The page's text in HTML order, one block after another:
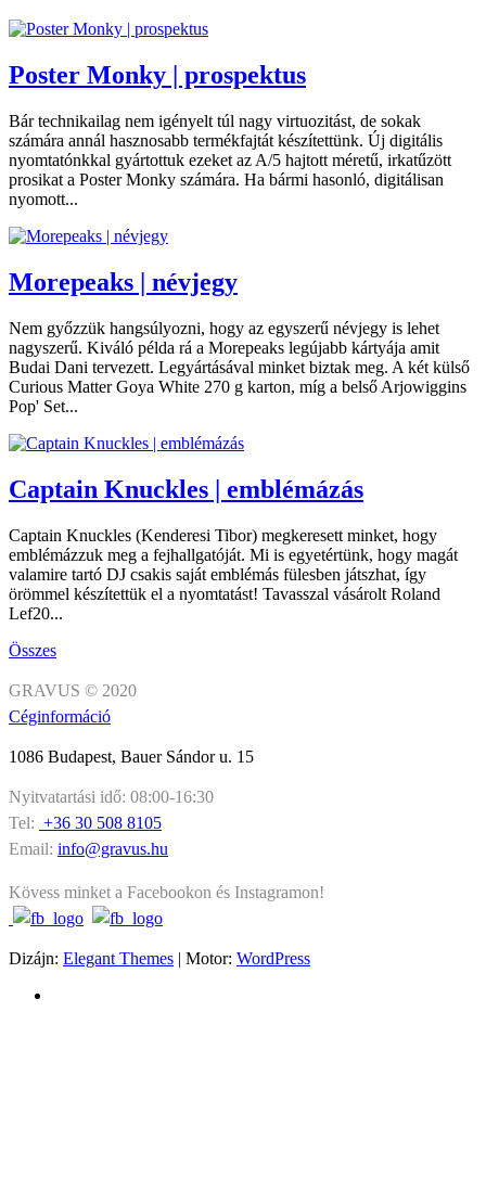
Poster Monky | prospektus
Bár technikailag nem igényelt túl nagy virtuozitást, de sokak
számára annál hasznosabb termékfajtát készítettünk. Új digitális
nyomtatónkkal gyártottuk ezeket az A/5 hajtott méretű, irkatűzött
prosikat a Poster Monky számára. Ha bármi hasonló, digitálisan
nyomott...
Morepeaks | névjegy
Nem győzzük hangsúlyozni, hogy az egyszerű névjegy is lehet
nagyszerű. Kiváló példa rá a Morepeaks legújabb kártyája amit
Budai Dani tervezett. Legyártásával minket biztak meg. A két külső
Curious Matter Goya White 270 g karton, míg a belső Arjowiggins
Pop' Set...
Captain Knuckles | emblémázás
Captain Knuckles (Kenderesi Tibor) megkeresett minket, hogy
emblémázzuk meg a fejhallgatóját. Mi is egyetértünk, hogy magát
valamire tartó DJ csakis saját emblémás fülesben játszhat, így
örömmel készítettük el a nyomtatást! Tavasszal vásárolt Roland
Lef20...
Összes
GRAVUS © 2020
Céginformáció
1086 Budapest, Bauer Sándor u. 15
Nyitvatartási idő: 08:00-16:30
Tel: +36 30 508 8105
Email: info@gravus.hu
Kövess minket a Facebookon és Instagramon!
Dizájn: Elegant Themes | Motor: WordPress